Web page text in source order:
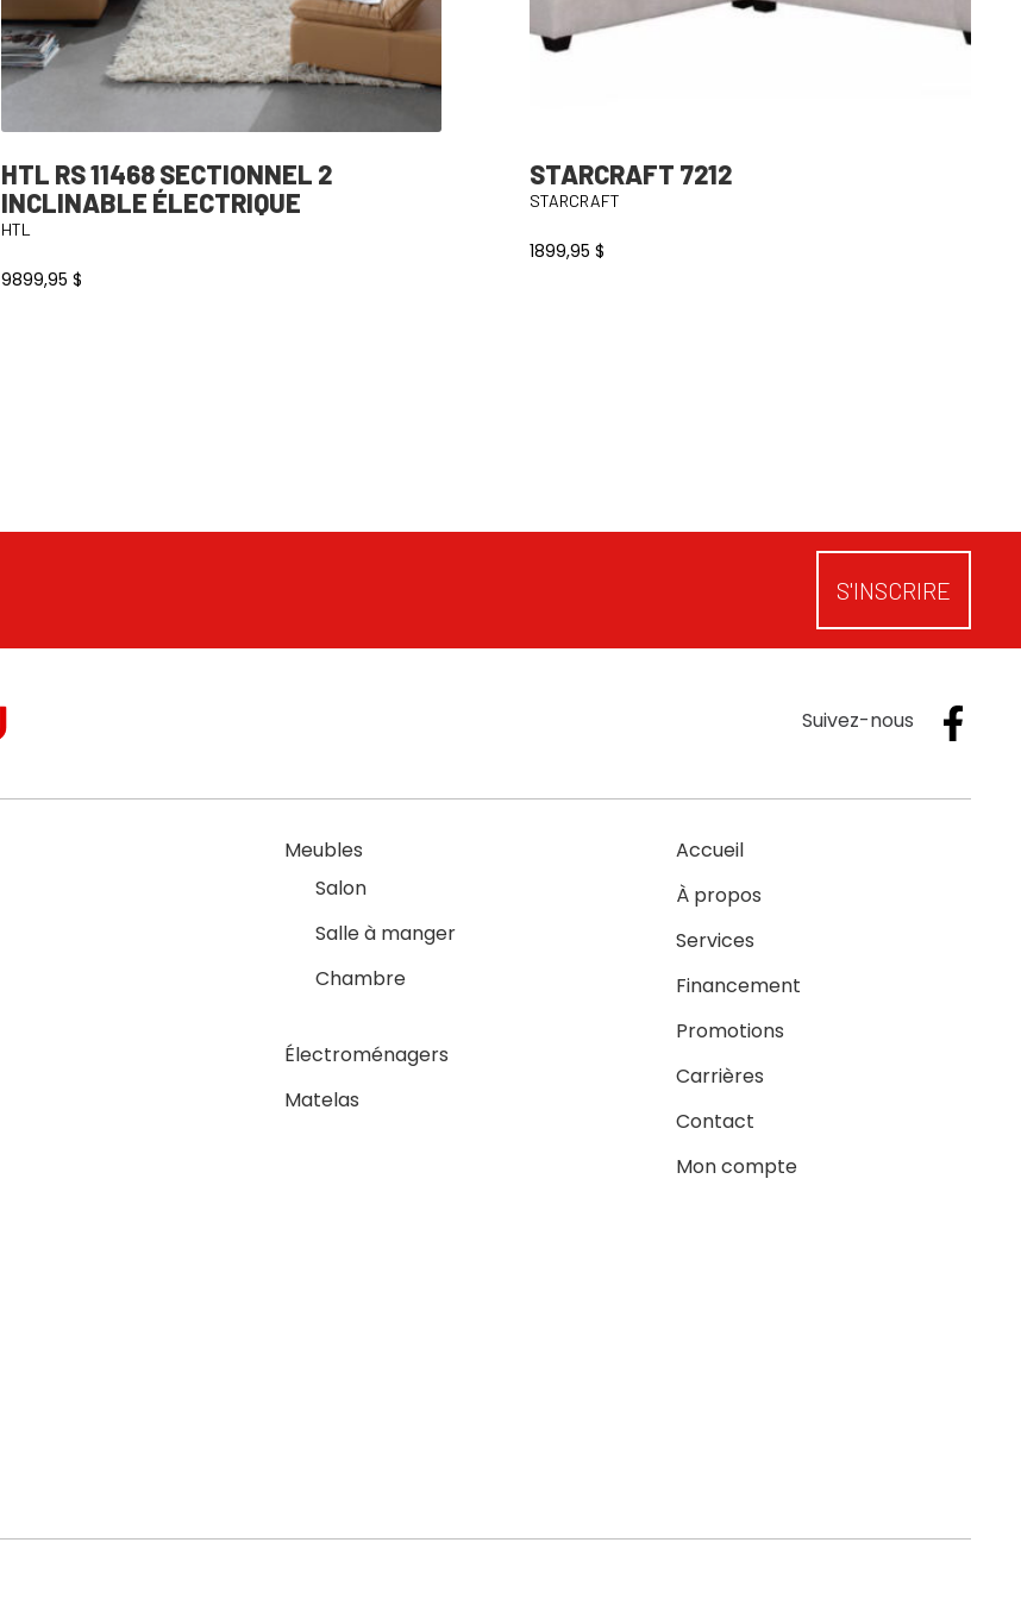
HTL RS 11468 SECTIONNEL 2
INCLINABLE ÉLECTRIQUE
HTL
9899,95 $
STARCRAFT 7212
STARCRAFT
1899,95$
S'INSCRIRE
Suivez-nous
Meubles
Salon
Salle à manger
Chambre
Électroménagers
Matelas
Accueil
À propos
Services
Financement
Promotions
Carrières
Contact
Mon compte